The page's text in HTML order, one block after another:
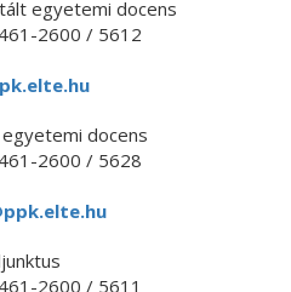
egyetemi docens
2600 / 5612
docens
2600 / 5628
2600 / 5611